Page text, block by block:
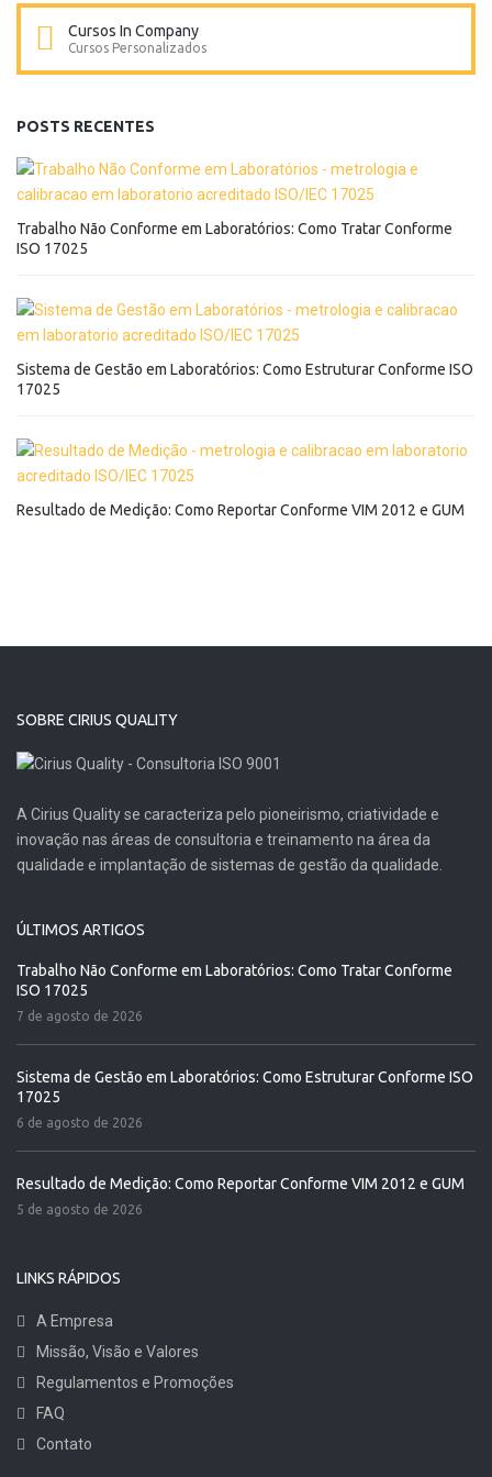
Cursos In Company
Cursos Personalizados
POSTS RECENTES
Trabalho Não Conforme em Laboratórios: Como Tratar Conforme
ISO 17025
Sistema de Gestão em Laboratórios: Como Estruturar Conforme ISO
17025
Resultado de Medição: Como Reportar Conforme VIM 2012 e GUM
SOBRE CIRIUS QUALITY
A Cirius Quality se caracteriza pelo pioneirismo, criatividade e
inovação nas áreas de consultoria e treinamento na área da
qualidade e implantação de sistemas de gestão da qualidade.
ÚLTIMOS ARTIGOS
Trabalho Não Conforme em Laboratórios: Como Tratar Conforme
ISO 17025
7 de agosto de 2026
Sistema de Gestão em Laboratórios: Como Estruturar Conforme ISO
17025
6 de agosto de 2026
Resultado de Medição: Como Reportar Conforme VIM 2012 e GUM
5 de agosto de 2026
LINKS RÁPIDOS
A Empresa
Missão, Visão e Valores
Regulamentos e Promoções
FAQ
Contato